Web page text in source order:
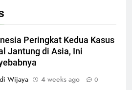
Peringkat Kedua Kasus
Jantung di Asia, Ini
Wijaya
4 weeks ago 0